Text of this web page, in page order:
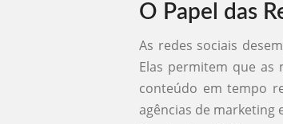
O Papel das
As redes sociais
Elas permitem que as
conteúdo em tempo
agências de marketing